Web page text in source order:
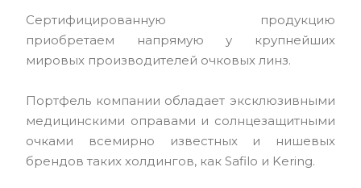
Сертифицированную продукцию
приобретаем напрямую у крупнейших
мировых производителей очковых линз.
Портфель компании обладает эксклюзивными
медицинскими оправами и солнцезащитными
очками всемирно известных и нишевых
брендов таких холдингов, как Safilo и Kering.